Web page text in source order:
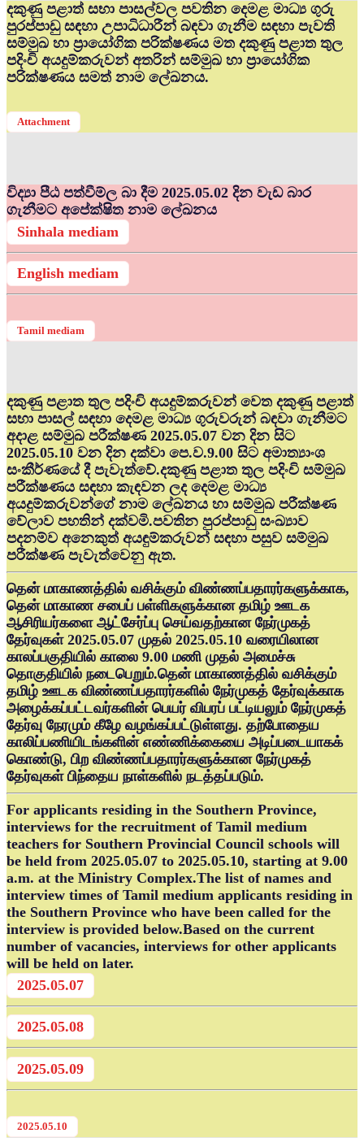
දකුණු පළාත් සභා පාසල්වල පවතින දෙමළ මාධ්‍ය ගුරු
පුරප්පාඩු සඳහා උපාධිධාරීන් බඳවා ගැනීම සඳහා පැවති
සම්මුඛ හා ප්‍රායෝගික පරික්ෂණය මත දකුණු පළාත තුල
පදිංචි අයදුම්කරුවන් අතරින් සම්මුඛ හා ප්‍රායෝගික
පරික්ෂණය සමත් නාම ලේඛනය.
Attachment
විද්‍යා පීඨ පත්වීම්ල බා දීම 2025.05.02 දින වැඩ බාර
ගැනීමට අපේක්ෂිත නාම ලේඛනය
Sinhala mediam
English mediam
Tamil mediam
දකුණු පළාත තුල පදිංචි අයදුම්කරුවන් වෙත දකුණු පළාත්
සභා පාසල් සඳහා දෙමළ මාධ්‍ය ගුරුවරුන් බඳවා ගැනීමට
අදාළ සම්මුඛ පරීක්ෂණ 2025.05.07 වන දින සිට
2025.05.10 වන දින දක්වා පෙ.ව.9.00 සිට අමාත්‍යාංශ
සංකීර්ණයේ දී පැවැත්වේ.දකුණු පළාත තුල පදිංචි සම්මුඛ
පරීක්ෂණය සඳහා කැඳවන ලද දෙමළ මාධ්‍ය
අයදුම්කරුවන්ගේ නාම ලේඛනය හා සම්මුඛ පරීක්ෂණ
වේලාව පහතින් දක්වමි.පවතින පුරප්පාඩු සංඛ්‍යාව
පදනම්ව අනෙකුත් අයඳුම්කරුවන් සඳහා පසුව සම්මුඛ
පරීක්ෂණ පැවැත්වෙනු ඇත.
தென் மாகாணத்தில் வசிக்கும் விண்ணப்பதாரர்களுக்காக,
தென் மாகாண சபைப் பள்ளிகளுக்கான தமிழ் ஊடக
ஆசிரியர்களை ஆட்சேர்ப்பு செய்வதற்கான நேர்முகத்
தேர்வுகள் 2025.05.07 முதல் 2025.05.10 வரையிலான
காலப்பகுதியில் காலை 9.00 மணி முதல் அமைச்சு
தொகுதியில் நடைபெறும்.தென் மாகாணத்தில் வசிக்கும்
தமிழ் ஊடக விண்ணப்பதாரர்களில் நேர்முகத் தேர்வுக்காக
அழைக்கப்பட்டவர்களின் பெயர் விபரப் பட்டியலும் நேர்முகத்
தேர்வு நேரமும் கீழே வழங்கப்பட்டுள்ளது. தற்போதைய
காலிப்பணியிடங்களின் எண்ணிக்கையை அடிப்படையாகக்
கொண்டு, பிற விண்ணப்பதாரர்களுக்கான நேர்முகத்
தேர்வுகள் பிந்தைய நாள்களில் நடத்தப்படும்.
For applicants residing in the Southern Province,
interviews for the recruitment of Tamil medium
teachers for Southern Provincial Council schools will
be held from 2025.05.07 to 2025.05.10, starting at 9.00
a.m. at the Ministry Complex.The list of names and
interview times of Tamil medium applicants residing in
the Southern Province who have been called for the
interview is provided below.Based on the current
number of vacancies, interviews for other applicants
will be held on later.
2025.05.07
2025.05.08
2025.05.09
2025.05.10